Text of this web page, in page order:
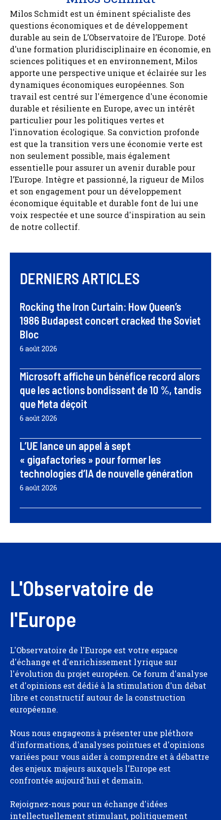
Milos Schmidt est un éminent spécialiste des
questions économiques et de développement
durable au sein de L’Observatoire de l’Europe. Doté
d'une formation pluridisciplinaire en économie, en
sciences politiques et en environnement, Milos
apporte une perspective unique et éclairée sur les
dynamiques économiques européennes. Son
travail est centré sur l'émergence d'une économie
durable et résiliente en Europe, avec un intérêt
particulier pour les politiques vertes et
l’innovation écologique. Sa conviction profonde
est que la transition vers une économie verte est
non seulement possible, mais également
essentielle pour assurer un avenir durable pour
l’Europe. Intègre et passionné, la rigueur de Milos
et son engagement pour un développement
économique équitable et durable font de lui une
voix respectée et une source d'inspiration au sein
de notre collectif.
DERNIERS ARTICLES
Rocking the Iron Curtain: How Queen’s
1986 Budapest concert cracked the Soviet
Bloc
6 août 2026
Microsoft affiche un bénéfice record alors
que les actions bondissent de 10 %, tandis
que Meta déçoit
6 août 2026
L’UE lance un appel à sept
« gigafactories » pour former les
technologies d’IA de nouvelle génération
6 août 2026
L'Observatoire de
l'Europe
L'Observatoire de l'Europe est votre espace
d'échange et d'enrichissement lyrique sur
l'évolution du projet européen. Ce forum d'analyse
et d'opinions est dédié à la stimulation d'un débat
libre et constructif autour de la construction
européenne.
Nous nous engageons à présenter une pléthore
d'informations, d'analyses pointues et d'opinions
variées pour vous aider à comprendre et à débattre
des enjeux majeurs auxquels l'Europe est
confrontée aujourd'hui et demain.
Rejoignez-nous pour un échange d'idées
intellectuellement stimulant, politiquement